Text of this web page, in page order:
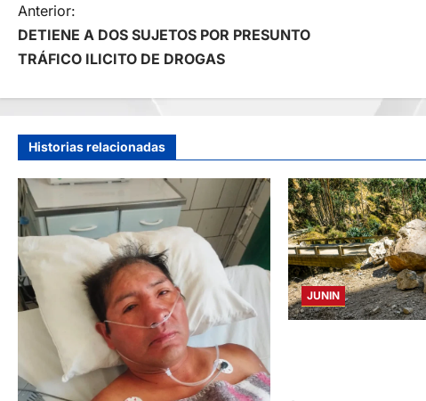
N
a
v
e
g
a
c
i
n
Anterior:
DETIENE A DOS SUJETOS POR PRESUNTO
TRÁFICO ILICITO DE DROGAS
Historias relacionadas
JUNIN